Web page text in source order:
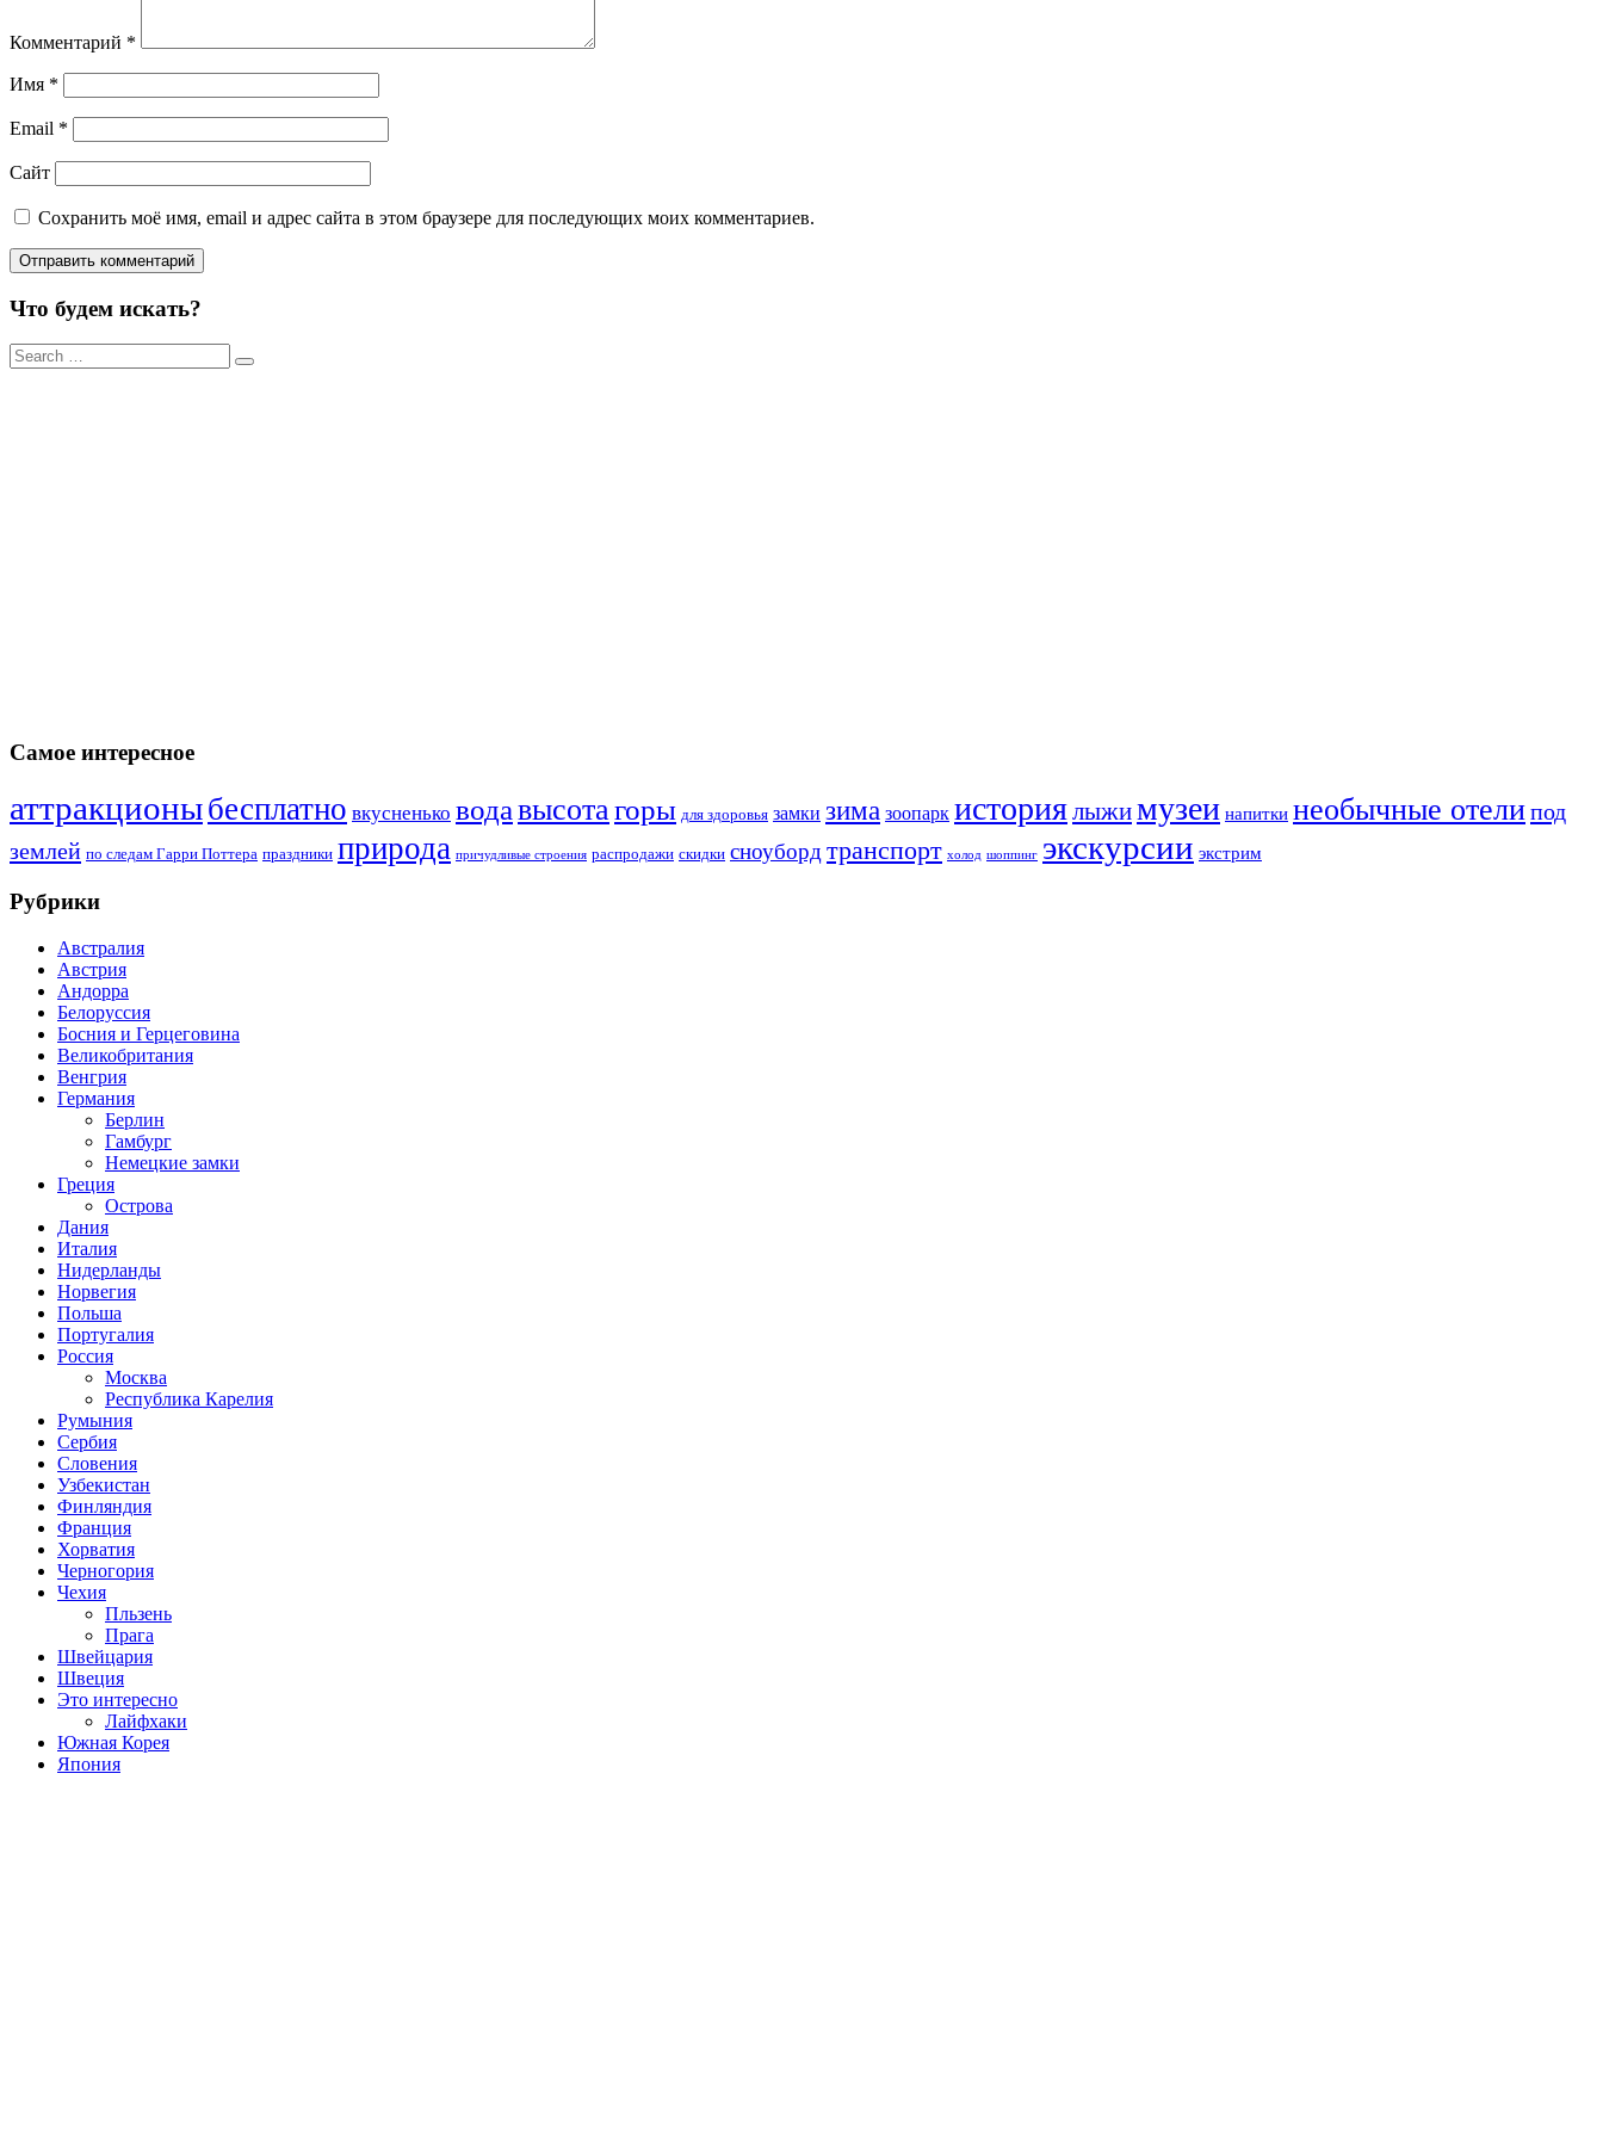
Комментарий *
Имя *
Email *
Сайт
Сохранить моё имя, email и адрес сайта в этом браузере для последующих моих комментариев.
Что будем искать?
Результаты
поиска
Самое интересное
аттракционыбесплатно вкусненько водавысота горы для здоровья замки зима зоопарк историялыжимузеи напитки необычные отелипод
землей по следам Гарри Поттера праздники природа причудливые строения распродажи скидки сноуборд транспорт холод шоппинг экскурсии экстрим
Рубрики
Австралия
Австрия
Андорра
Белоруссия
Босния и Герцеговина
Великобритания
Венгрия
Германия
Берлин
Гамбург
Немецкие замки
Греция
Острова
Дания
Италия
Нидерланды
Норвегия
Польша
Португалия
Россия
Москва
Республика Карелия
Румыния
Сербия
Словения
Узбекистан
Финляндия
Франция
Хорватия
Черногория
Чехия
Пльзень
Прага
Швейцария
Швеция
Это интересно
Лайфхаки
Южная Корея
Япония